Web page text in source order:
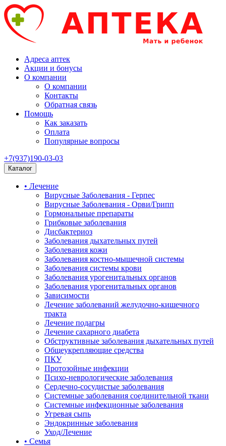
Адреса аптек
Акции и бонусы
О компании
О компании
Контакты
Обратная связь
Помощь
Как заказать
Оплата
Популярные вопросы
+7(937)190-03-03
Каталог
• Лечение
Вирусные Заболевания - Герпес
Вирусные Заболевания - Орви/Грипп
Гормональные препараты
Грибковые заболевания
Дисбактериоз
Заболевания дыхательных путей
Заболевания кожи
Заболевания костно-мышечной системы
Заболевания системы крови
Заболевания урогенитальных органов
Заболевания урогенитальных органов
Зависимости
Лечение заболеваний желудочно-кишечного
тракта
Лечение подагры
Лечение сахарного диабета
Обструктивные заболевания дыхательных путей
Общеукрепляющие средства
ПКУ
Протозойные инфекции
Психо-неврологические заболевания
Сердечно-сосудистые заболевания
Системные заболевания соединительной ткани
Системные инфекционные заболевания
Угревая сыпь
Эндокринные заболевания
Уход/Лечение
• Семья